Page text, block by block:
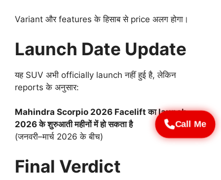
Call Me
Variant और features के हिसाब से price अलग होगा।
Launch Date Update
यह SUV अभी officially launch नहीं हुई है, लेकिन
reports के अनुसार:
Mahindra Scorpio 2026 Facelift का launch
2026 के शुरुआती महीनों में हो सकता है
(जनवरी–मार्च 2026 के बीच)
Final Verdict